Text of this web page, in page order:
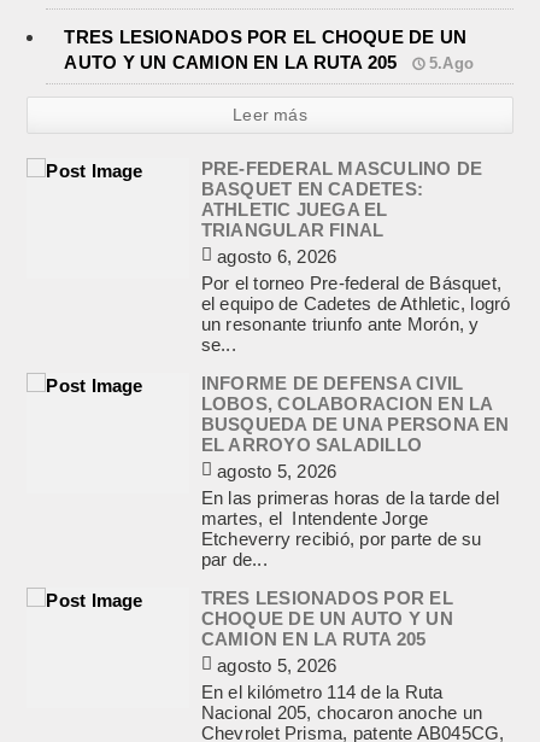
TRES LESIONADOS POR EL CHOQUE DE UN
AUTO Y UN CAMION EN LA RUTA 205
5.Ago
Leer más
PRE-FEDERAL MASCULINO DE
BASQUET EN CADETES:
ATHLETIC JUEGA EL
TRIANGULAR FINAL
agosto 6, 2026
Por el torneo Pre-federal de Básquet,
el equipo de Cadetes de Athletic, logró
un resonante triunfo ante Morón, y
se...
INFORME DE DEFENSA CIVIL
LOBOS, COLABORACION EN LA
BUSQUEDA DE UNA PERSONA EN
EL ARROYO SALADILLO
agosto 5, 2026
En las primeras horas de la tarde del
martes, el Intendente Jorge
Etcheverry recibió, por parte de su
par de...
TRES LESIONADOS POR EL
CHOQUE DE UN AUTO Y UN
CAMION EN LA RUTA 205
agosto 5, 2026
En el kilómetro 114 de la Ruta
Nacional 205, chocaron anoche un
Chevrolet Prisma, patente AB045CG,